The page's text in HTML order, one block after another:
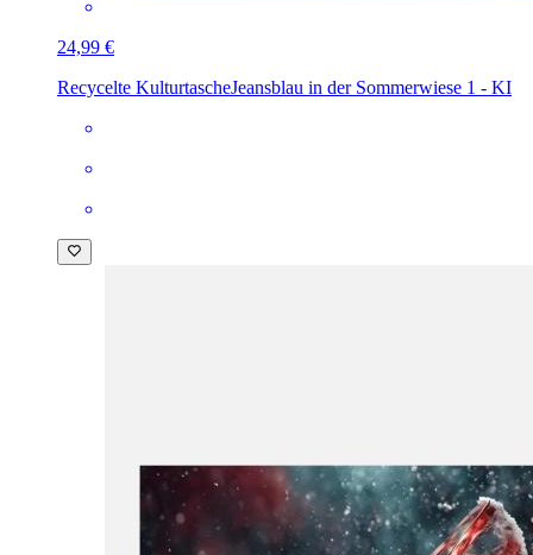
24,99 €
Recycelte KulturtascheJeansblau in der Sommerwiese 1 - KI